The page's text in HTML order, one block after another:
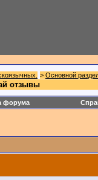
> Основной
отзывы
форума